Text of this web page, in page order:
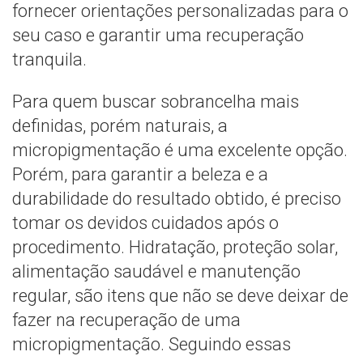
fornecer orientações personalizadas para o
seu caso e garantir uma recuperação
tranquila.
Para quem buscar sobrancelha mais
definidas, porém naturais, a
micropigmentação é uma excelente opção.
Porém, para garantir a beleza e a
durabilidade do resultado obtido, é preciso
tomar os devidos cuidados após o
procedimento. Hidratação, proteção solar,
alimentação saudável e manutenção
regular, são itens que não se deve deixar de
fazer na recuperação de uma
micropigmentação. Seguindo essas